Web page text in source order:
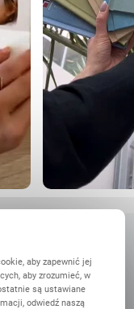
aby zapewnić jej
aby zrozumieć, w
są ustawiane
odwiedź naszą